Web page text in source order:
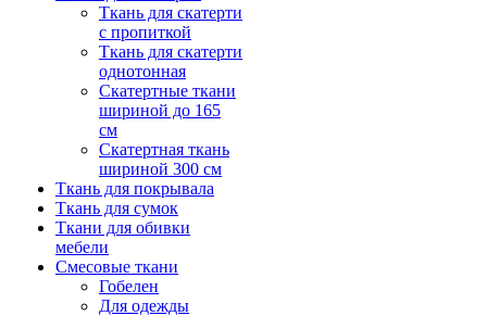
Ткань для скатерти
с пропиткой
Ткань для скатерти
однотонная
Скатертные ткани
шириной до 165
см
Скатертная ткань
шириной 300 см
Ткань для покрывала
Ткань для сумок
Ткани для обивки
мебели
Смесовые ткани
Гобелен
Для одежды